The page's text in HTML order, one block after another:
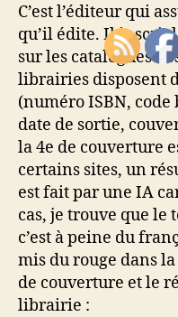
C’est l’éditeur qui
qu’il édite. Il inscrit
sur les catalogues
librairies disposent
(numéro ISBN,
date de sortie,
la 4e de couverture
certains sites, un
est fait par une IA
cas, je trouve que le
c’est à peine du
mis du rouge dans
de couverture et le
librairie :